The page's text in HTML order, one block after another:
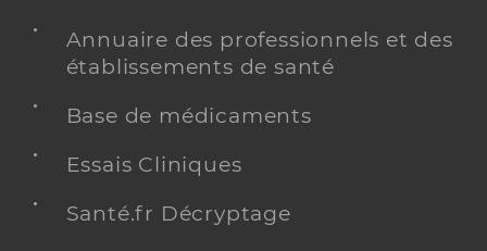
Annuaire des professionnels et des
établissements de santé
Base de médicaments
Essais Cliniques
Santé.fr Décryptage